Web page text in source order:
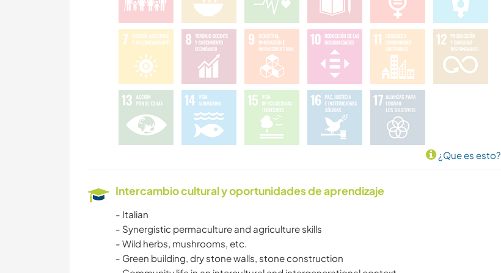
¿Que es esto?
Intercambio cultural y oportunidades de aprendizaje
- Italian
- Synergistic permaculture and agriculture skills
- Wild herbs, mushrooms, etc.
- Green building, dry stone walls, stone construction